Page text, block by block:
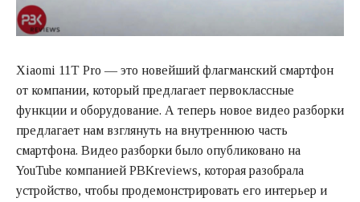
Xiaomi 11T Pro — это новейший флагманский смартфон
от компании, который предлагает первоклассные
функции и оборудование. А теперь новое видео разборки
предлагает нам взглянуть на внутреннюю часть
смартфона. Видео разборки было опубликовано на
YouTube компанией PBKreviews, которая разобрала
устройство, чтобы продемонстрировать его интерьер и